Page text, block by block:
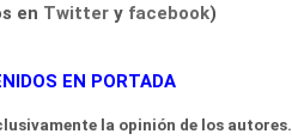
en Twitter y facebook)
EN PORTADA
la opinión de los autores.